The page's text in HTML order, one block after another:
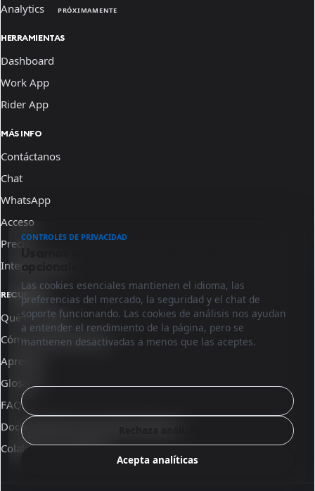
Analytics PRÓXIMAMENTE
HERRAMIENTAS
Dashboard
Work App
Rider App
MÁS INFO
Contáctanos
Chat
WhatsApp
Acceso
Precios
Integraciones
RECURSOS
Qué es Sinqro
Cómo funciona Sinqro
Aprende
Glosario
FAQ
Documentación para desarrolladores
Colabora con nosotros
CONTROLES DE PRIVACIDAD
Usamos cookies esenciales y analíticas
opcionales.
Las cookies esenciales mantienen el idioma, las
preferencias del mercado, la seguridad y el chat de
soporte funcionando. Las cookies de análisis nos ayudan
a entender el rendimiento de la página, pero se
mantienen desactivadas a menos que las aceptes.
Acepta analíticas